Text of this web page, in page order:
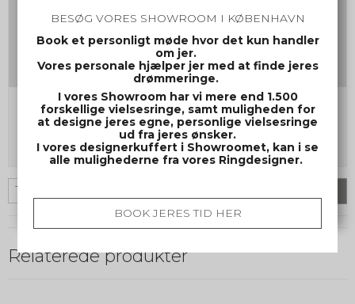
(symbol a) Ellers placeres symbolet sidst i
graveringsteksten. Max. 30 tegn inkl. mellemrum.
Kommentar til bestilling
Relaterede produkter
BESØG VORES SHOWROOM I KØBENHAVN
Book et personligt møde hvor det kun handler
om jer.
Vores personale hjælper jer med at finde jeres
drømmeringe.
I vores Showroom har vi mere end 1.500
forskellige vielsesringe, samt muligheden for
at designe jeres egne, personlige vielsesringe
ud fra jeres ønsker.
I vores designerkuffert i Showroomet, kan i se
alle mulighederne fra vores Ringdesigner.
BOOK JERES TID HER